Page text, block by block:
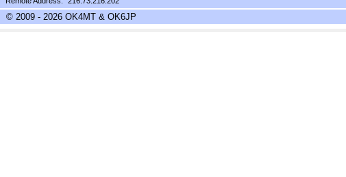
© 2009 - 2026 OK4MT & OK6JP